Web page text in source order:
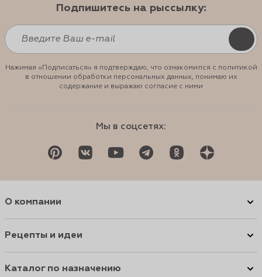
Подпишитесь на рыссылку:
Нажимая «Подписаться» я подтверждаю, что ознакомился с политикой
в отношении обработки персональных данных, понимаю их
содержание и выражаю согласие с ними
Мы в соцсетях:
О компании
Рецепты и идеи
Каталог по назначению